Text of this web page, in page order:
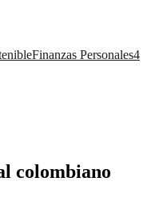
Finanzas Personales4
colombiano